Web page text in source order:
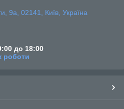
9а, 02141, Київ, Україна
до 18:00
роботи